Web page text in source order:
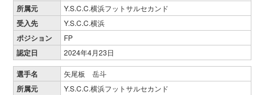
所属元 Y.S.C.C.横浜フットサルセカンド
受入先 Y.S.C.C.横浜
ポジション FP
認定日 2024年4月23日
選手名 矢尾板 岳斗
所属元 Y.S.C.C.横浜フットサルセカンド